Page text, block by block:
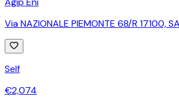
Via NAZIONALE PIEMONTE 68/R 17100,
Self
€2,074